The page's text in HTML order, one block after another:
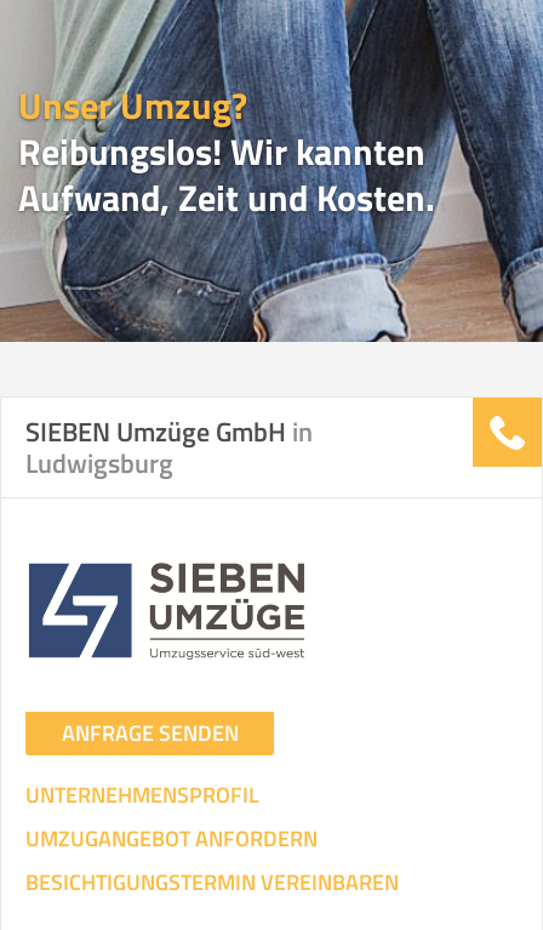
Unser Umzug?
Reibungslos! Wir kannten
Aufwand, Zeit und Kosten.
UMZUGSVERGLEICH
Vergleichsergebnis basierend auf Ihren
Transportieren
Ihre Angaben:
am
Wohnfläche:m² Entfernung:
Gewicht: kg
SIEBEN Umzüge GmbH in
Ludwigsburg
ANFRAGE SENDEN
UNTERNEHMENSPROFIL
UMZUGANGEBOT ANFORDERN
BESICHTIGUNGSTERMIN VEREINBAREN